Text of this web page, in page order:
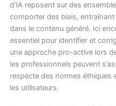
d’IA reposent sur des
comporter des biais,
dans le contenu généré. Ici
essentiel pour identifier et
une approche pro-active lors
les professionnels peuvent
respecte des normes éthiques
les utilisateurs.